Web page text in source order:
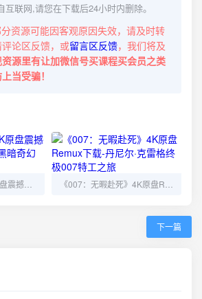
联网,请您在下载后24小时内删除。
资源可能因客观原因失效，请及时转
论区反馈，或留言区反馈，我们将及
源里有让加微信号买课程买会员之类
当受骗！
下一篇